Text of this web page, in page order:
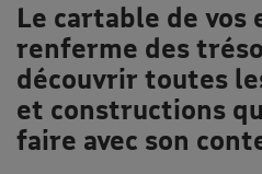
Le cartable de vos
renferme des
découvrir toutes
et constructions
faire avec son